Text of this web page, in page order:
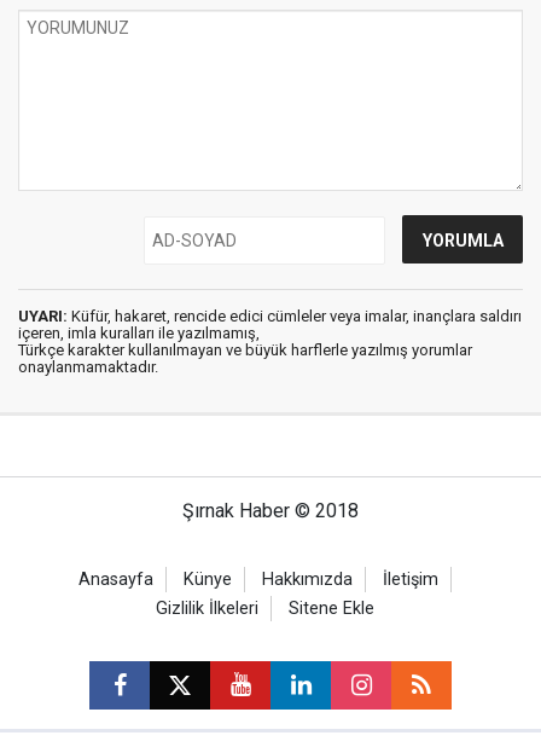
UYARI: Küfür, hakaret, rencide edici cümleler veya imalar, inançlara saldırı
içeren, imla kuralları ile yazılmamış,
Türkçe karakter kullanılmayan ve büyük harflerle yazılmış yorumlar
onaylanmamaktadır.
Şırnak Haber © 2018
Anasayfa Künye Hakkımızda
İletişim
Gizlilik İlkeleri
Sitene Ekle